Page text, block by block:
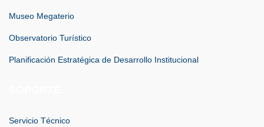
Museo Megaterio
Observatorio Turístico
Planificación Estratégica de Desarrollo Institucional
Servicio Técnico